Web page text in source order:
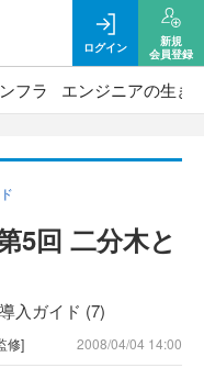
ログイン
新規
会員登録
フラ エンジニアの生き
5回 二分木と
入ガイド (7)
修] 2008/04/04 14:00